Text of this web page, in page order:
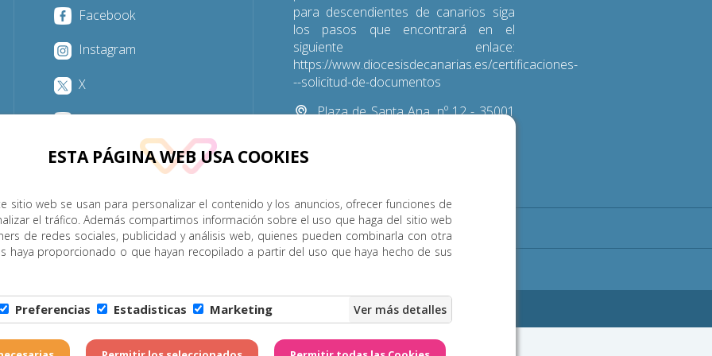
ESTA PÁGINA WEB USA COOKIES
sitio web se usan para personalizar el contenido y los anuncios, ofrecer funciones de
el tráfico. Además compartimos información sobre el uso que haga del sitio web
de redes sociales, publicidad y análisis web, quienes pueden combinarla con otra
haya proporcionado o que hayan recopilado a partir del uso que haya hecho de sus
Preferencias Estadisticas Marketing
Facebook
Instagram
X
YouTube
para descendientes de canarios siga
los pasos que encontrará en el
siguiente enlace:
https://www.diocesisdecanarias.es/certificaciones-
--solicitud-de-documentos
Plaza de Santa Ana, nº 12 - 35001
P. Menor Cumplimiento Transparencia Horarios de misa Noticias Contacto
- Diócesis de Canarias. Todos los derechos reservados Página realizada por Web Las Palmas